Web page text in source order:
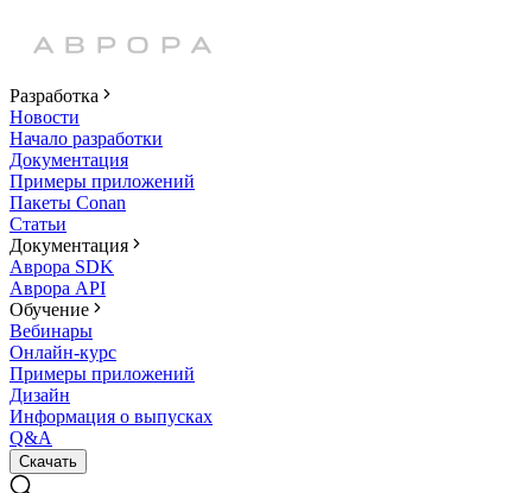
Разработка
Новости
Начало разработки
Документация
Примеры приложений
Пакеты Conan
Статьи
Документация
Аврора SDK
Аврора API
Обучение
Вебинары
Онлайн-курс
Примеры приложений
Дизайн
Информация о выпусках
Q&A
Скачать